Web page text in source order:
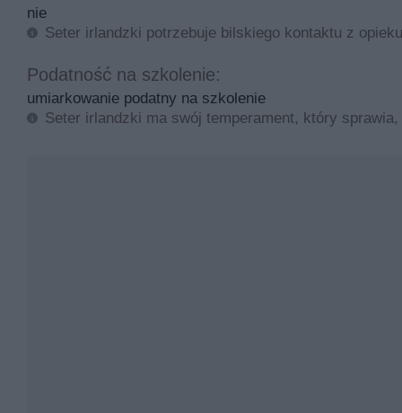
nie
Seter irlandzki potrzebuje bilskiego kontaktu z
Podatność na szkolenie:
umiarkowanie podatny na szkolenie
Seter irlandzki ma swój temperament, który